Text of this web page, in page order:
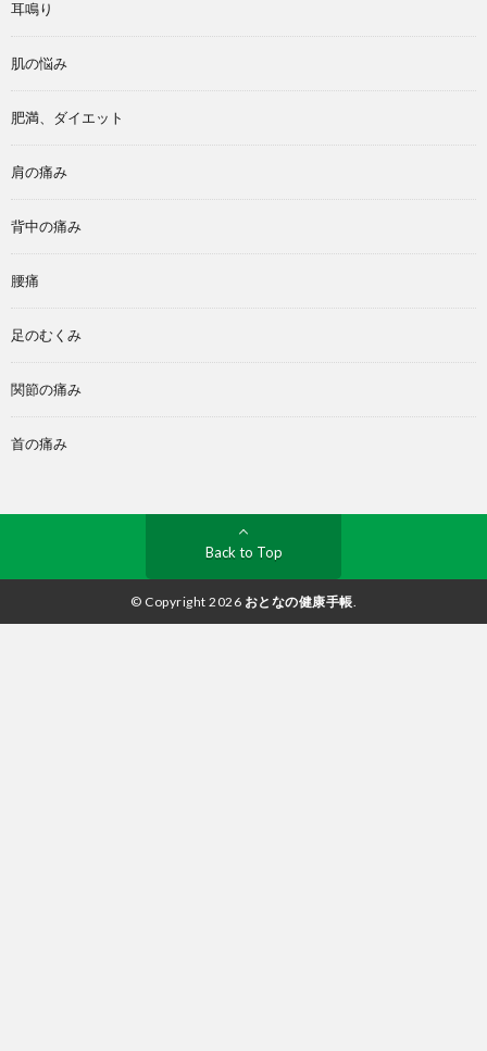
耳鳴り
肌の悩み
肥満、ダイエット
肩の痛み
背中の痛み
腰痛
足のむくみ
関節の痛み
首の痛み
Back to Top
© Copyright 2026 おとなの健康手帳.